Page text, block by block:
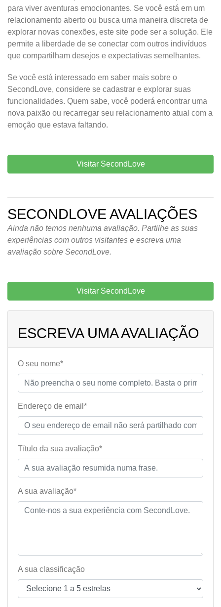
para viver aventuras emocionantes. Se você está em um
relacionamento aberto ou busca uma maneira discreta de
explorar novas conexões, este site pode ser a solução. Ele
permite a liberdade de se conectar com outros indivíduos
que compartilham desejos e expectativas semelhantes.
Se você está interessado em saber mais sobre o
SecondLove, considere se cadastrar e explorar suas
funcionalidades. Quem sabe, você poderá encontrar uma
nova paixão ou recarregar seu relacionamento atual com a
emoção que estava faltando.
Visitar SecondLove
SECONDLOVE AVALIAÇÕES
Ainda não temos nenhuma avaliação. Partilhe as suas
experiências com outros visitantes e escreva uma
avaliação sobre SecondLove.
Visitar SecondLove
ESCREVA UMA AVALIAÇÃO
O seu nome*
Endereço de email*
Título da sua avaliação*
A sua avaliação*
A sua classificação